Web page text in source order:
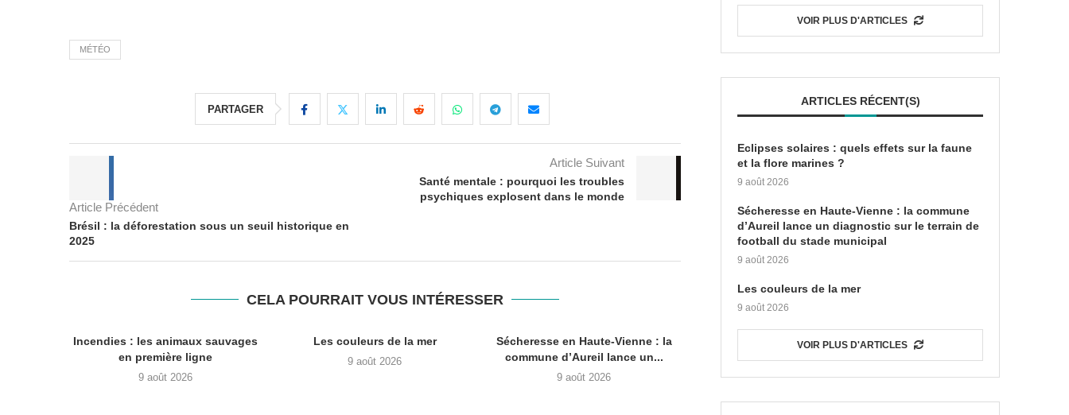
MÉTÉO
PARTAGER
Article Précédent
Brésil : la déforestation sous un seuil historique en
2025
Article Suivant
Santé mentale : pourquoi les troubles
psychiques explosent dans le monde
CELA POURRAIT VOUS INTÉRESSER
Incendies : les animaux sauvages
en première ligne
9 août 2026
Les couleurs de la mer
9 août 2026
Sécheresse en Haute-Vienne : la
commune d’Aureil lance un...
9 août 2026
VOIR PLUS D'ARTICLES
ARTICLES RÉCENT(S)
Eclipses solaires : quels effets sur la faune
et la flore marines ?
9 août 2026
Sécheresse en Haute-Vienne : la commune
d’Aureil lance un diagnostic sur le terrain de
football du stade municipal
9 août 2026
Les couleurs de la mer
9 août 2026
VOIR PLUS D'ARTICLES